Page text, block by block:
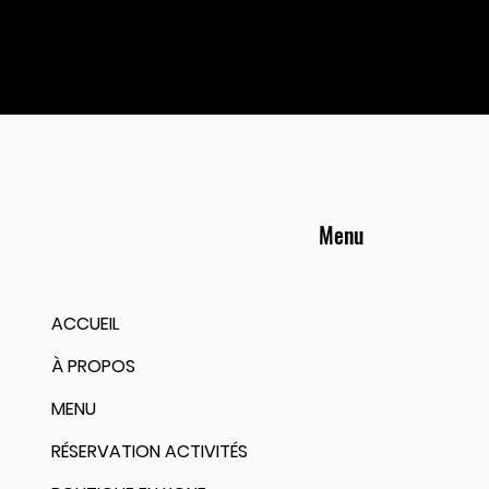
Menu
ACCUEIL
À PROPOS
MENU
RÉSERVATION ACTIVITÉS